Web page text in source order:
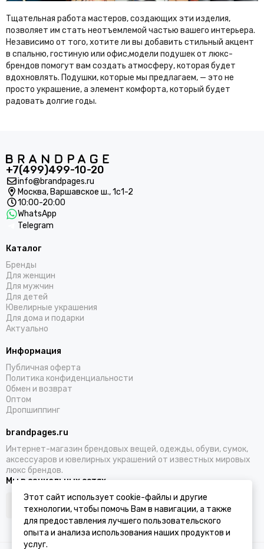
Тщательная работа мастеров, создающих эти изделия,
позволяет им стать неотъемлемой частью вашего интерьера.
Независимо от того, хотите ли вы добавить стильный акцент
в спальню, гостиную или офис,модели подушек от люкс-
брендов помогут вам создать атмосферу, которая будет
вдохновлять. Подушки, которые мы предлагаем, — это не
просто украшение, а элемент комфорта, который будет
радовать долгие годы.
+7(499)499-10-20
info@brandpages.ru
Москва, Варшавское ш., 1с1-2
10:00-20:00
WhatsApp
Telegram
Каталог
Бренды
Для женщин
Для мужчин
Для детей
Ювелирные украшения
Для дома и подарки
Актуально
Информация
Публичная оферта
Политика конфиденциальности
Обмен и возврат
Оптом
Дропшиппинг
brandpages.ru
Интернет-магазин брендовых вещей, одежды, обуви, сумок,
аксессуаров и ювелирных украшений от известных мировых
люкс брендов.
Мы в социальных сетях
Этот сайт использует cookie-файлы и другие
технологии, чтобы помочь Вам в навигации, а также
для предоставления лучшего пользовательского
опыта и анализа использования наших продуктов и
услуг.